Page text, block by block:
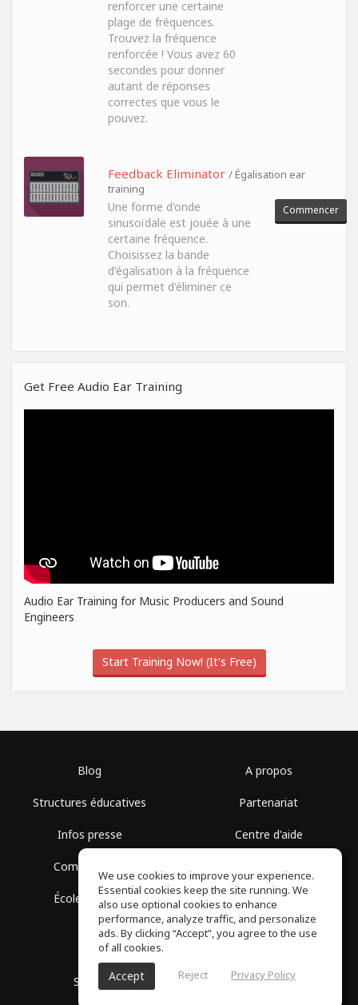
renforcer une certaine
plage de fréquences.
Trouvez la fréquence
renforcée ! Vous avez 60
secondes pour donner
autant de réponses
correctes que vous le
pouvez.
Feedback Eliminator / Égalisation ear
training
Une forme d'onde
sinusoïdale est jouée à une
certaine fréquence.
Choisissez la bande
d'égalisation à la fréquence
qui permet d'éliminer ce
son.
Commencer
Get Free Audio Ear Training
Audio Ear Training for Music Producers and Sound
Engineers
Start Training Now! (It's Free)
Blog
Structures éducatives
Infos presse
Communauté
École gratuite
A propos
Partenariat
Centre d'aide
Politique de confidentialité
SoundGym, Tous droits réservés © 2026
We use cookies to improve your experience.
Essential cookies keep the site running. We
also use optional cookies to enhance
performance, analyze traffic, and personalize
ads. By clicking “Accept”, you agree to the use
of all cookies.
Accept Reject Privacy Policy